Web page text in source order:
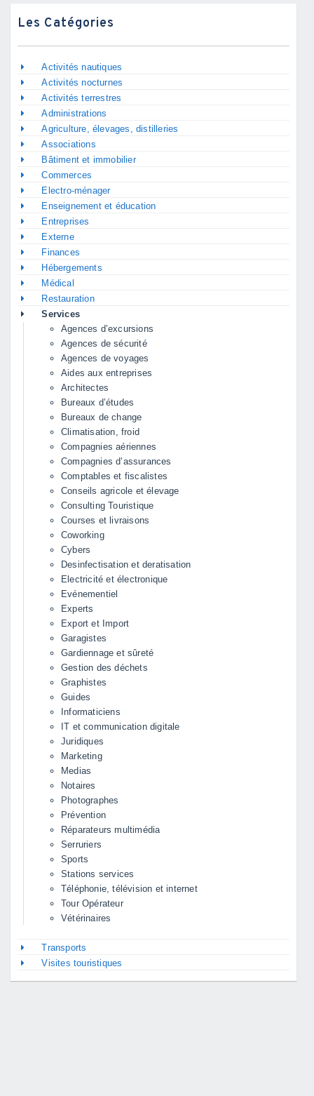
Les Catégories
Activités nautiques
Activités nocturnes
Activités terrestres
Administrations
Agriculture, élevages, distilleries
Associations
Bâtiment et immobilier
Commerces
Electro-ménager
Enseignement et éducation
Entreprises
Externe
Finances
Hébergements
Médical
Restauration
Services
Agences d’excursions
Agences de sécurité
Agences de voyages
Aides aux entreprises
Architectes
Bureaux d’études
Bureaux de change
Climatisation, froid
Compagnies aériennes
Compagnies d’assurances
Comptables et fiscalistes
Conseils agricole et élevage
Consulting Touristique
Courses et livraisons
Coworking
Cybers
Desinfectisation et deratisation
Electricité et électronique
Evénementiel
Experts
Export et Import
Garagistes
Gardiennage et sûreté
Gestion des déchets
Graphistes
Guides
Informaticiens
IT et communication digitale
Juridiques
Marketing
Medias
Notaires
Photographes
Prévention
Réparateurs multimédia
Serruriers
Sports
Stations services
Téléphonie, télévision et internet
Tour Opérateur
Vétérinaires
Transports
Visites touristiques